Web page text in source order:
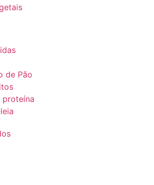
de Pão
proteína